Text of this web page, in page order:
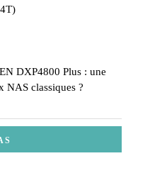
DXP4800 Plus : une
NAS classiques ?